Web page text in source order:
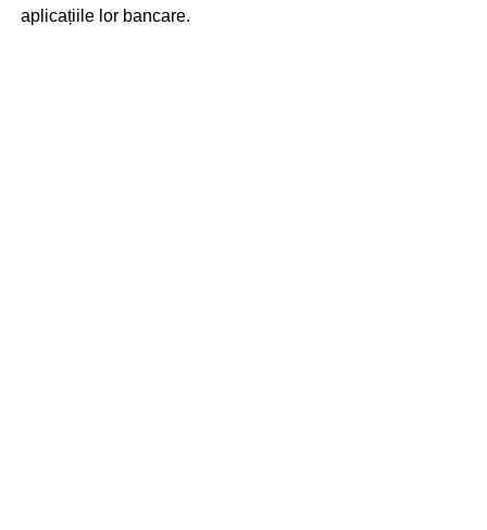
aplicațiile lor bancare.